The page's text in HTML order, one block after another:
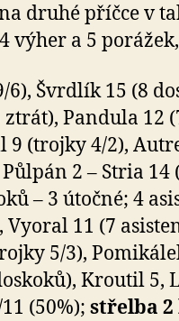
druhé příčce v
a 5
Švrdlík 15 (8
ztrát), Pandula 12
(trojky 4/2),
2 – Stria 14
– 3 útočné; 4
11 (7
5/3),
Kroutil 5,
(50%); střelba 2